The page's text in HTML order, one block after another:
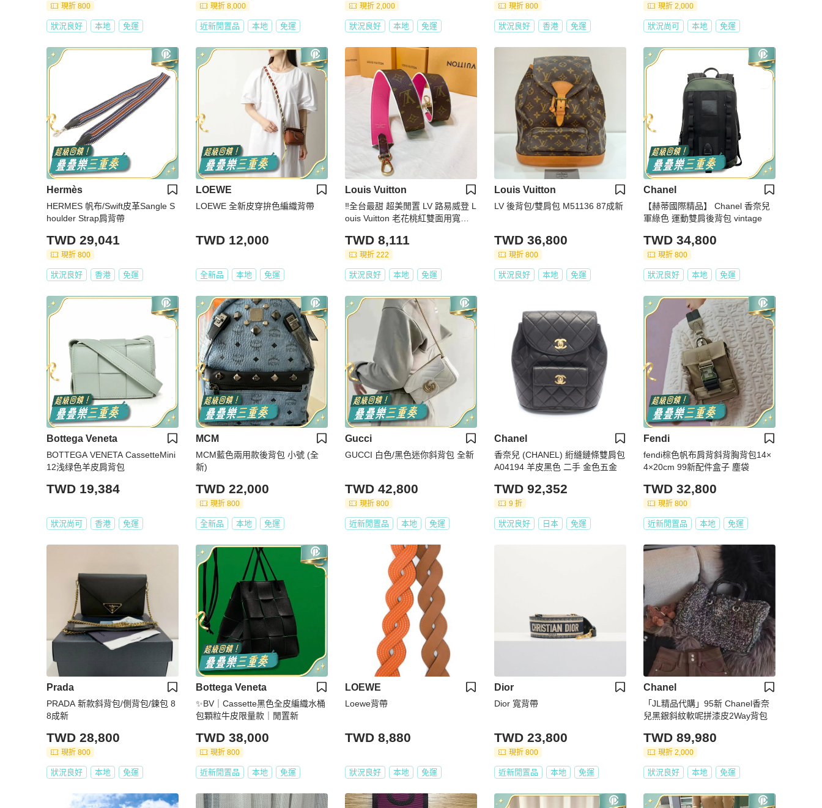
現折 800
狀況良好 本地 免運
現折 8,000
近新閒置品 本地 免運
現折 2,000
狀況良好 本地 免運
現折 800
狀況良好 香港 免運
現折 2,000
狀況尚可 本地 免運
Hermès
HERMES 帆布/Swift皮革Sangle S
houlder Strap肩背帶
TWD 29,041
現折 800
狀況良好 香港 免運
LOEWE
LOEWE 全新皮穿拚色編織背帶
TWD 12,000
全新品 本地 免運
Louis Vuitton
‼️全台最甜 超美閒置 LV 路易威登 L
ouis Vuitton 老花桃紅雙面用寬背
TWD 8,111
現折 222
狀況良好 本地 免運
Louis Vuitton
LV 後背包/雙肩包 M51136 87成新
TWD 36,800
現折 800
狀況良好 本地 免運
Chanel
【赫蒂國際精品】 Chanel 香奈兒
軍綠色 運動雙肩後背包 vintage
TWD 34,800
現折 800
狀況良好 本地 免運
Bottega Veneta
BOTTEGA VENETA CassetteMini
12浅绿色羊皮肩背包
TWD 19,384
狀況尚可 香港 免運
MCM
MCM藍色兩用款後背包 小號 (全
新)
TWD 22,000
現折 800
全新品 本地 免運
Gucci
GUCCI 白色/黑色迷你斜背包 全新
TWD 42,800
現折 800
近新閒置品 本地 免運
Chanel
香奈兒 (CHANEL) 絎縫鏈條雙肩包
A04194 羊皮黑色 二手 金色五金
TWD 92,352
9 折
狀況良好 日本 免運
Fendi
fendi棕色帆布肩背斜背胸背包14×
4×20cm 99新配件盒子 塵袋
TWD 32,800
現折 800
近新閒置品 本地 免運
Prada
PRADA 新款斜背包/側背包/鍊包 8
8成新
TWD 28,800
現折 800
狀況良好 本地 免運
Bottega Veneta
✨BV｜Cassette黑色全皮編織水桶
包顆粒牛皮限量款｜閒置新
TWD 38,000
現折 800
近新閒置品 本地 免運
LOEWE
Loewe背帶
TWD 8,880
狀況良好 本地 免運
Dior
Dior 寬背帶
TWD 23,800
現折 800
近新閒置品 本地 免運
Chanel
「JL精品代購」95新 Chanel香奈
兒黑銀斜紋軟呢拼漆皮2Way背包
TWD 89,980
現折 2,000
狀況良好 本地 免運